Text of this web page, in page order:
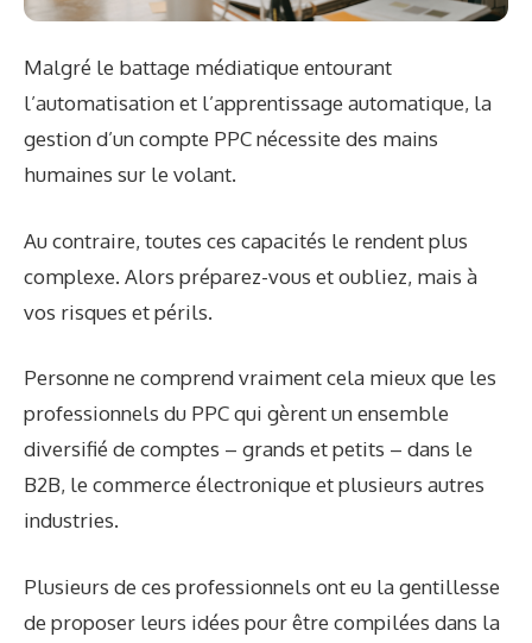
Malgré le battage médiatique entourant
l’automatisation et l’apprentissage automatique, la
gestion d’un compte PPC nécessite des mains
humaines sur le volant.
Au contraire, toutes ces capacités le rendent plus
complexe. Alors préparez-vous et oubliez, mais à
vos risques et périls.
Personne ne comprend vraiment cela mieux que les
professionnels du PPC qui gèrent un ensemble
diversifié de comptes – grands et petits – dans le
B2B, le commerce électronique et plusieurs autres
industries.
Plusieurs de ces professionnels ont eu la gentillesse
de proposer leurs idées pour être compilées dans la